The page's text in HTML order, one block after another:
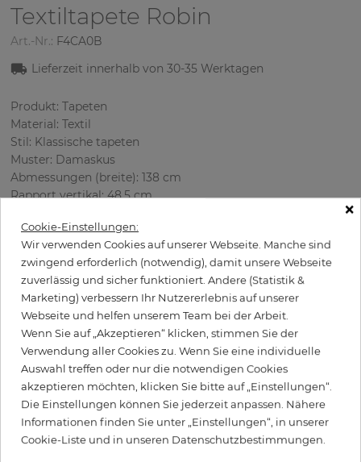
Textiltapete Robin
Art.-Nr.: F4CA0B
Lieferzeit innerhalb von 30-35 Werktagen
Produkt: Tapeten
Material: Textil
Stil: Klassische tapeten
Muster: Damaskus
Abmessungen (breite): 138 cm
Rapport vertikal: 48.5 cm
Farbe: Grau
Musterfarbe: Himmelblau
67,00 € per meter
Inkl. 19% MwSt. zzgl. Versand
Grundpreis pro m² - 48,55 €
Wird Kleister benötigt?
− +
×
Cookie-Einstellungen:
Wir verwenden Cookies auf unserer Webseite. Manche sind
zwingend erforderlich (notwendig), damit unsere Webseite
zuverlässig und sicher funktioniert. Andere (Statistik &
Marketing) verbessern Ihr Nutzererlebnis auf unserer
Webseite und helfen unserem Team bei der Arbeit.
Wenn Sie auf „Akzeptieren“ klicken, stimmen Sie der
Verwendung aller Cookies zu. Wenn Sie eine individuelle
Auswahl treffen oder nur die notwendigen Cookies
akzeptieren möchten, klicken Sie bitte auf „Einstellungen“.
Die Einstellungen können Sie jederzeit anpassen. Nähere
Informationen finden Sie unter „Einstellungen“, in unserer
Cookie-Liste und in unseren Datenschutzbestimmungen.